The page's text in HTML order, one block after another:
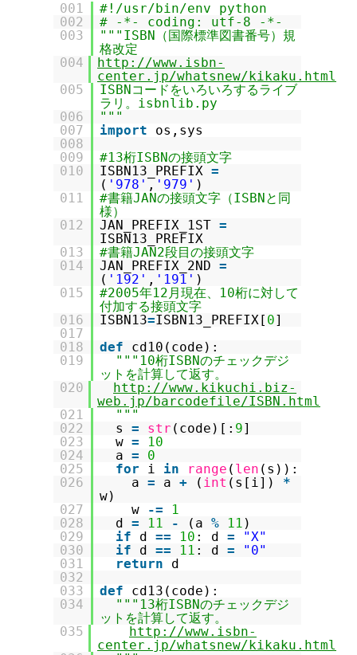
001
#!/usr/bin/env python
002
# -*- coding: utf-8 -*-
003
"""ISBN（国際標準図書番号）規
格改定
004
http://www.isbn-
center.jp/whatsnew/kikaku.html
005
ISBNコードをいろいろするライブ
ラリ。isbnlib.py
006
"""
007
import
os,sys
008
009
#13桁ISBNの接頭文字
010
ISBN13_PREFIX =
( '978' , '979' )
011
#書籍JANの接頭文字（ISBNと同
様）
012
JAN_PREFIX_1ST =
ISBN13_PREFIX
013
#書籍JAN2段目の接頭文字
014
JAN_PREFIX_2ND =
( '192' , '191' )
015
#2005年12月現在、10桁に対して
付加する接頭文字
016
ISBN13=ISBN13_PREFIX[ 0]
017
018
def
cd10(code):
019
"""10桁ISBNのチェックデジ
ットを計算して返す。
020
http://www.kikuchi.biz-
web.jp/barcodefile/ISBN.html
021
"""
022
s = str (code)[: 9]
023
w =
10
024
a =
0
025
for i in range ( len (s)):
026
a = a + ( int (s[i]) *
w)
027
w -=
1
028
d = 11 - (a % 11 )
029
if d == 10 : d =
"X"
030
if d == 11 : d =
"0"
031
return
d
032
033
def
cd13(code):
034
"""13桁ISBNのチェックデジ
ットを計算して返す。
035
http://www.isbn-
center.jp/whatsnew/kikaku.html